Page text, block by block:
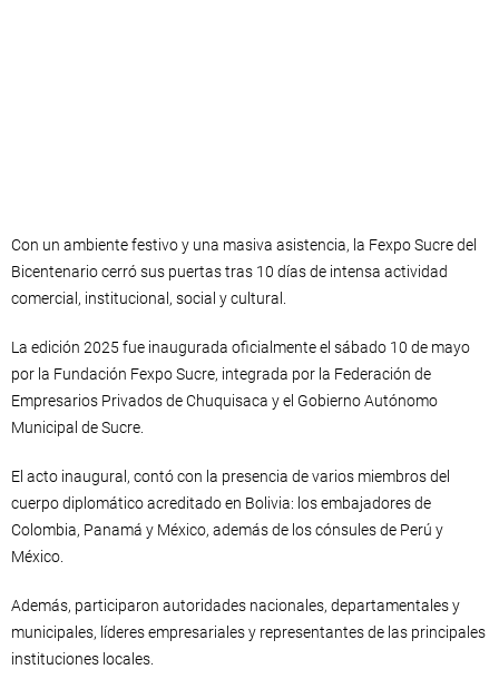
Con un ambiente festivo y una masiva asistencia, la Fexpo Sucre del
Bicentenario cerró sus puertas tras 10 días de intensa actividad
comercial, institucional, social y cultural.
La edición 2025 fue inaugurada oficialmente el sábado 10 de mayo
por la Fundación Fexpo Sucre, integrada por la Federación de
Empresarios Privados de Chuquisaca y el Gobierno Autónomo
Municipal de Sucre.
El acto inaugural, contó con la presencia de varios miembros del
cuerpo diplomático acreditado en Bolivia: los embajadores de
Colombia, Panamá y México, además de los cónsules de Perú y
México.
Además, participaron autoridades nacionales, departamentales y
municipales, líderes empresariales y representantes de las principales
instituciones locales.